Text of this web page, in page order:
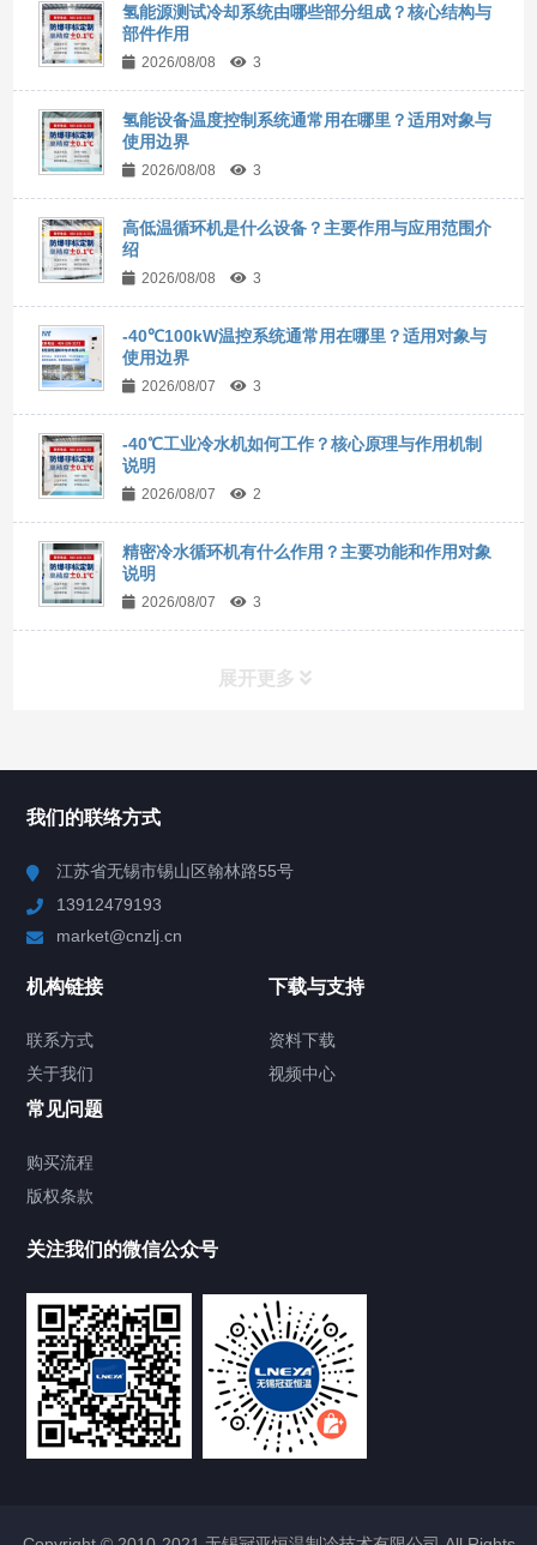
氢能源测试冷却系统由哪些部分组成？核心结构与
部件作用
2026/08/08 3
氢能设备温度控制系统通常用在哪里？适用对象与
使用边界
2026/08/08 3
高低温循环机是什么设备？主要作用与应用范围介
绍
2026/08/08 3
-40℃100kW温控系统通常用在哪里？适用对象与
使用边界
2026/08/07 3
-40℃工业冷水机如何工作？核心原理与作用机制
说明
2026/08/07 2
精密冷水循环机有什么作用？主要功能和作用对象
说明
2026/08/07 3
展开更多
Chiller高精度制冷循环器
TCU温度控制单元
Chiller气体控温系统
Chamber试验箱
FREEZER低温箱
VOCs冷凝回收装置
我们的联络方式
江苏省无锡市锡山区翰林路55号
13912479193
market@cnzlj.cn
机构链接
联系方式
关于我们
下载与支持
资料下载
视频中心
常见问题
购买流程
版权条款
关注我们的微信公众号